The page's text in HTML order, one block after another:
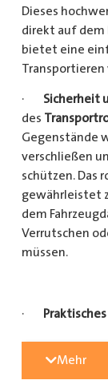
Dieses
direkt auf dem
bietet eine
· Sicherheit
des
Gegenstände
verschließen
schützen. Das
gewährleistet
dem
Verrutschen
müssen.
·
Mehr